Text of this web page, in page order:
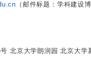
（邮件标题：学科建设
北京大学朗润园 北京大学